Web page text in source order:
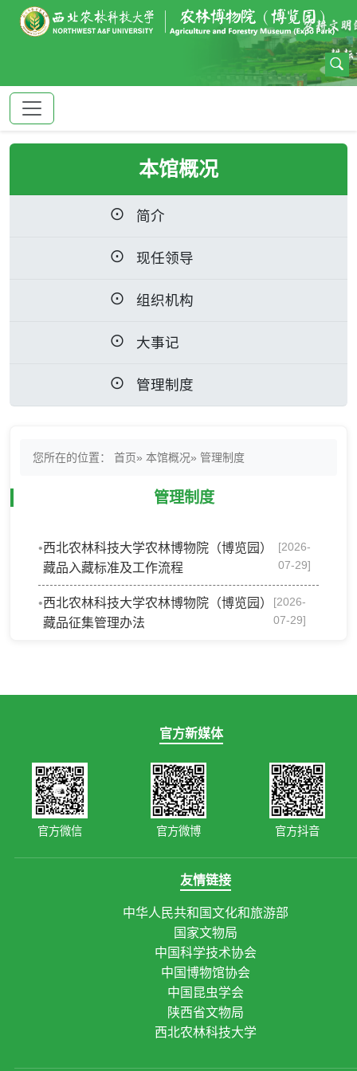
本馆概况
简介
现任领导
组织机构
大事记
管理制度
您所在的位置： 首页» 本馆概况» 管理制度
管理制度
西北农林科技大学农林博物院（博览园）
藏品入藏标准及工作流程
[2026-
07-29]
西北农林科技大学农林博物院（博览园）
藏品征集管理办法
[2026-
07-29]
官方新媒体
官方微信 官方微博 官方抖音
友情链接
中华人民共和国文化和旅游部
国家文物局
中国科学技术协会
中国博物馆协会
中国昆虫学会
陕西省文物局
西北农林科技大学